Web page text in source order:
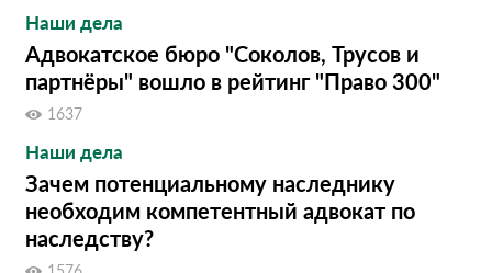
Наши дела
Адвокатское бюро "Соколов, Трусов и
партнёры" вошло в рейтинг "Право 300"
1637
Наши дела
Зачем потенциальному наследнику
необходим компетентный адвокат по
наследству?